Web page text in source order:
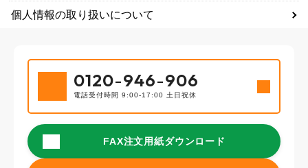
個人情報の取り扱いについて
0120-946-906
電話受付時間 9:00-17:00 土日祝休
FAX注文用紙ダウンロード